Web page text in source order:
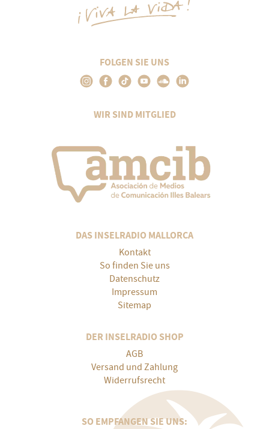
FOLGEN SIE UNS
WIR SIND MITGLIED
DAS INSELRADIO MALLORCA
Kontakt
So finden Sie uns
Datenschutz
Impressum
Sitemap
DER INSELRADIO SHOP
AGB
Versand und Zahlung
Widerrufsrecht
SO EMPFANGEN SIE UNS: